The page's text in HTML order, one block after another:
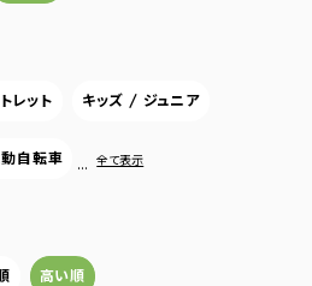
レット キッズ / ジュニア
自転車 … 全て表示
高い順